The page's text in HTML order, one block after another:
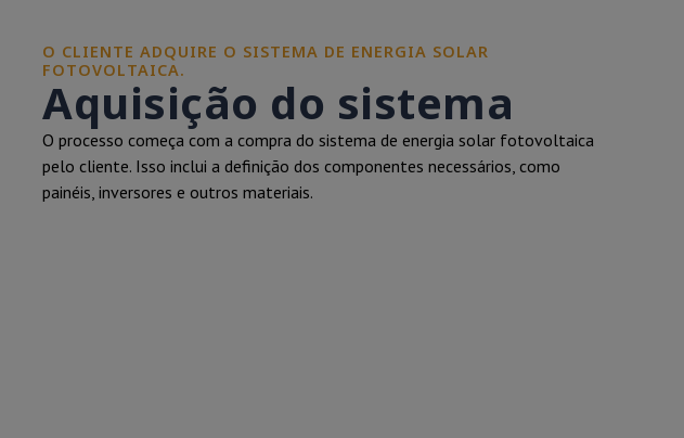
O CLIENTE ADQUIRE O SISTEMA DE ENERGIA SOLAR
FOTOVOLTAICA.
Aquisição do sistema
O processo começa com a compra do sistema de energia solar fotovoltaica
pelo cliente. Isso inclui a definição dos componentes necessários, como
painéis, inversores e outros materiais.